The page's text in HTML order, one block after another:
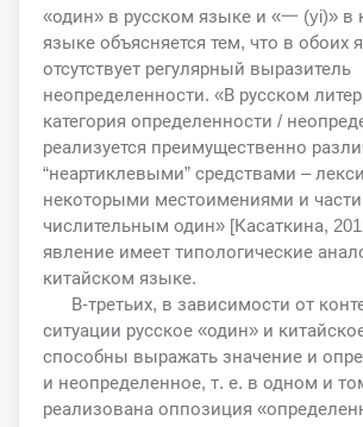
«один» в русском языке и «一 (yi)» в
языке объясняется тем, что в обоих
отсутствует регулярный выразитель
неопределенности. «В русском
категория определенности /
реализуется преимущественно
“неартиклевыми” средствами –
некоторыми местоимениями и
числительным один» [Касаткина,
явление имеет типологические
китайском языке.
В-третьих, в зависимости от
ситуации русское «один» и
способны выражать значение и
и неопределенное, т. е. в одном и
реализована оппозиция